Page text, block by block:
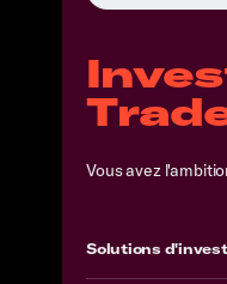
Vous avez
Solutions